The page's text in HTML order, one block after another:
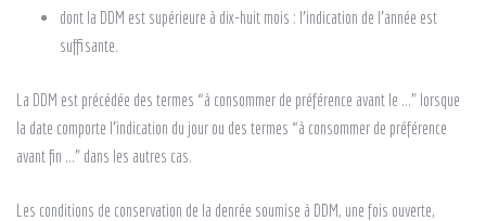
dont la DDM est supérieure à dix-huit mois : l’indication de l’année est
suffisante.
La DDM est précédée des termes “à consommer de préférence avant le …” lorsque
la date comporte l’indication du jour ou des termes “à consommer de préférence
avant fin …” dans les autres cas.
Les conditions de conservation de la denrée soumise à DDM, une fois ouverte,